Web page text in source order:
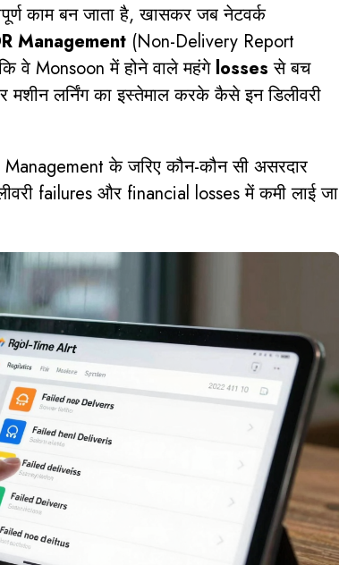
काम बन जाता है, खासकर जब नेटवर्क
Management (Non-Delivery Report
वे Monsoon में होने वाले महंगे losses से बच
लर्निंग का इस्तेमाल करके कैसे इन डिलीवरी
के जरिए कौन-कौन सी असरदार
failures और financial losses में कमी लाई जा